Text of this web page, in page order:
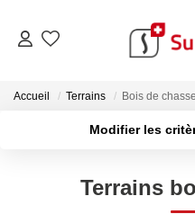
Découvrez
Confiez-Nous La
Accueil Terrains Bois de chasse
Modifier les
Type de bienTerrains